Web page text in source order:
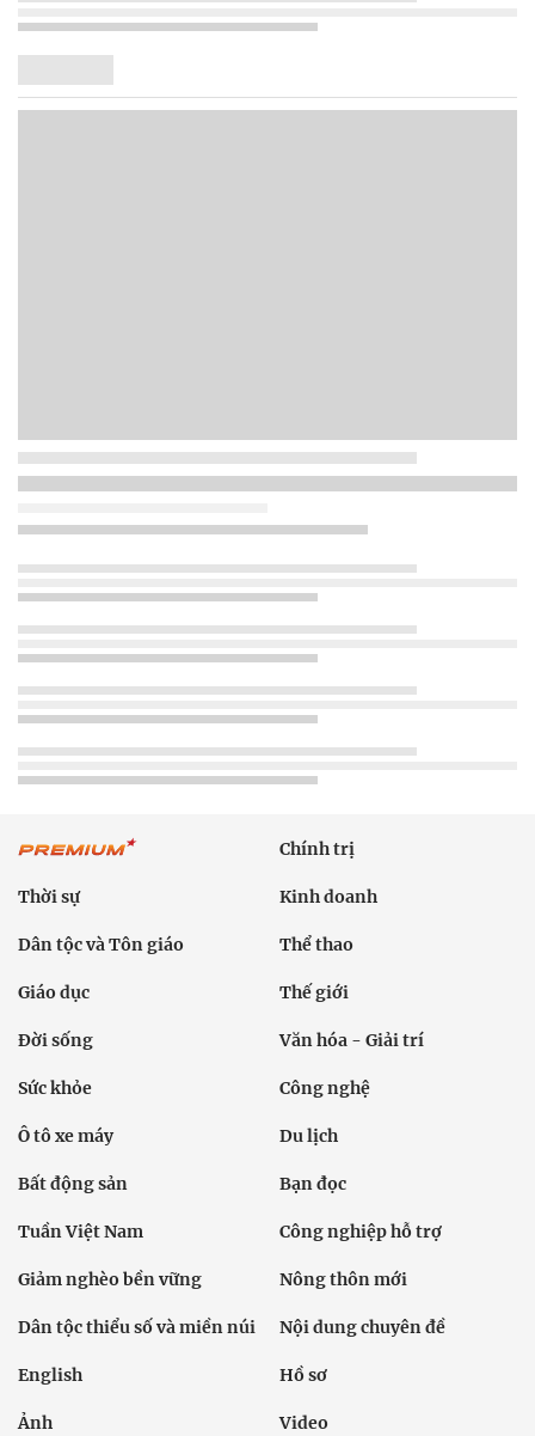
Chính trị
Thời sự Kinh doanh
Dân tộc và Tôn giáo Thể thao
Giáo dục Thế giới
Đời sống Văn hóa - Giải trí
Sức khỏe Công nghệ
Ô tô xe máy Du lịch
Bất động sản Bạn đọc
Tuần Việt Nam Công nghiệp hỗ trợ
Giảm nghèo bền vững Nông thôn mới
Dân tộc thiểu số và miền núi Nội dung chuyên đề
English Hồ sơ
Ảnh Video